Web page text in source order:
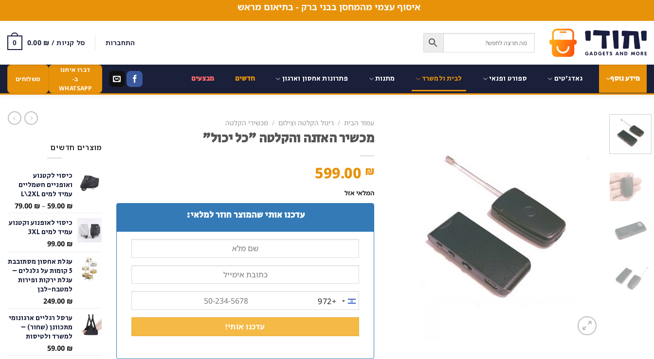
content
איסוף עצמי מהמחסן בבני ברק - בתיאום מראש
התחברות סל קניות / 0.00 ₪
0
מידע נוסף גאדג'טים ספורט ופנאי לבית ולמשרד מתנות פתרונות אחסון וארגון חדשים מבצעים
דברו איתנו
ב-
WHATSAPP
משלוחים
עמוד הבית / ריגול הקלטה וצילום / מכשירי הקלטה
מכשיר האזנה והקלטה "כל יכול"
599.00 ₪
המלאי אזל
עדכנו אותי שהמוצר חוזר למלאי:
ISRAEL
+972
+972
מוצרים חדשים
כיסוי לקטנוע
ואופניים חשמליים
עמיד למים L\2XL
59.00 ₪
–
79.00 ₪
טווח
כיסוי לאופנוע וקטנוע
עמיד למים 3XL
99.00 ₪
עגלת אחסון מסתובבת
5 קומות על גלגלים –
עגלת ירקות ופירות
למטבח-לבן
249.00 ₪
ערסל רגליים ארגונומי
מתכוונן (שחור) –
למשרד ולטיסות
59.00 ₪